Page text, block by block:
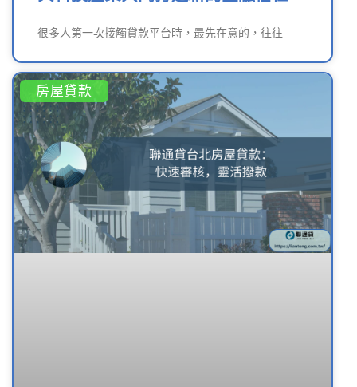
很多人第一次接觸貸款平台時，最先在意的，往往
房屋貸款